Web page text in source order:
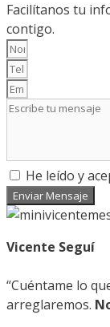
Facilítanos tu
contigo.
He leído y
Enviar Mensaje
Vicente Seguí
“Cuéntame lo
arreglaremos.